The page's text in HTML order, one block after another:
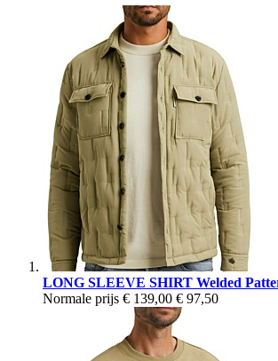
LONG SLEEVE SHIRT Welded
Normale prijs € 139,00 € 97,50